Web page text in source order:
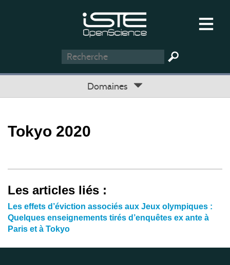
Domaines
Tokyo 2020
Les articles liés :
Les effets d’éviction associés aux Jeux olympiques :
Quelques enseignements tirés d’enquêtes ex ante à
Paris et à Tokyo